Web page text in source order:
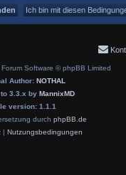
Software © phpBB Limited
Author: NOTHAL
3.3.x by MannixMD
version: 1.1.1
durch phpBB.de
| Nutzungsbedingungen